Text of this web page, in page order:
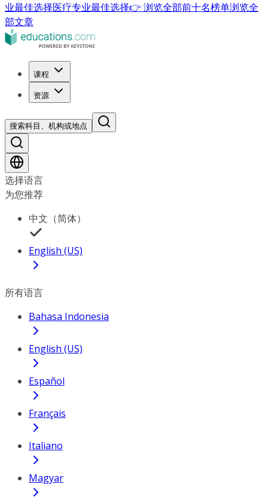
业最佳选择医疗专业最佳选择👉 浏览全部前十名榜单浏览全
部文章
课程
资源
搜索科目、机构或地点
选择语言
为您推荐
中文（简体）
English (US)
所有语言
Bahasa Indonesia
English (US)
Español
Français
Italiano
Magyar